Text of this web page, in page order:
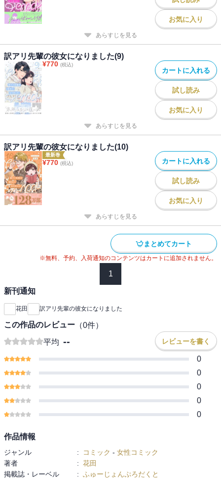
お気に入り
あらすじを見る
訳アリ先輩の彼女になりました(9)
¥770 (税込)
カートに入れる
試し読み
お気に入り
あらすじを見る
訳アリ先輩の彼女になりました(10)
最新巻
¥770 (税込) カートに入れる
試し読み
お気に入り
あらすじを見る
まとめてカート
※無料、予約、入荷通知のコンテンツはカートに追加されません。
1
新刊通知
花田 訳アリ先輩の彼女になりました
この作品のレビュー （0件）
平均 -- レビューを書く
0
0
0
0
0
作品情報
ジャンル : コミック - 女性コミック
著者
: 花田
掲載誌・レーベル
: ふゅーじょんぷろだくと